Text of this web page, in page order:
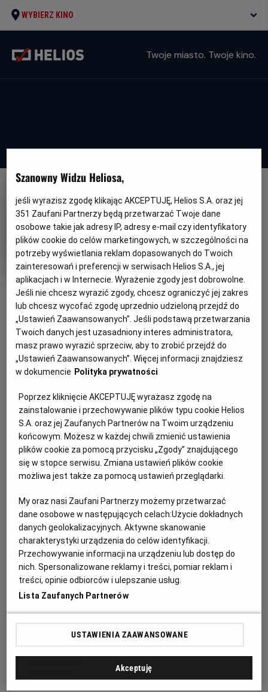
WYBIERZ KINO
Twoje miasto. Twoje kino.
Wilk z Wall Street
Gatunek
Dramat / Biograficzny / Kryminał
Minimalny
Od 15
lat
Czas
trwania
179 min
Kraj
i
rok
produkcji
USA
PREMIERA
3 stycznia 2014
REŻYSERIA
Martin Scorsese
SCENARIUSZ
Terence Winter
OBSADA
WIĘCEJ SZCZEGÓŁÓW
WYBIERZ SWOJE KINO
ABY ZOBACZYĆ GODZINY SEANSÓW
Białystok-
Helios Alfa
Białystok-
Helios Biała
Białystok-
Helios Jurowiecka
Bielsko-Biała-Helios
Bydgoszcz-
Helios
Dąbrowa Górnicza-
Helios
Gdańsk-
Helios Forum
Gdynia-
Helios
Gniezno-Helios
Gorzów Wielkopolski-Helios
Grudziądz-Helios
Jelenia Góra -Helios
Kalisz-Helios
Katowice-
Helios
Kędzierzyn-Koźle-Helios
Kielce-
Helios
Konin-
Helios
Koszalin-
Helios
Helios
Legionowo-
Helios
Szanowny Widzu Heliosa,
jeśli wyrazisz zgodę klikając AKCEPTUJĘ, Helios S.A. oraz jej
351 Zaufani Partnerzy będą przetwarzać Twoje dane
osobowe takie jak adresy IP, adresy e-mail czy identyfikatory
plików cookie do celów marketingowych, w szczególności na
potrzeby wyświetlania reklam dopasowanych do Twoich
zainteresowań i preferencji w serwisach Helios S.A., jej
aplikacjach i w Internecie. Wyrażenie zgody jest dobrowolne.
Jeśli nie chcesz wyrazić zgody, chcesz ograniczyć jej zakres
lub chcesz wycofać zgodę uprzednio udzieloną przejdź do
„Ustawień Zaawansowanych”. Jeśli podstawą przetwarzania
Twoich danych jest uzasadniony interes administratora,
masz prawo wyrazić sprzeciw, aby to zrobić przejdź do
„Ustawień Zaawansowanych”. Więcej informacji znajdziesz
w dokumencie Polityka prywatności
Poprzez kliknięcie AKCEPTUJĘ wyrażasz zgodę na
zainstalowanie i przechowywanie plików typu cookie Helios
S.A. oraz jej Zaufanych Partnerów na Twoim urządzeniu
końcowym. Możesz w każdej chwili zmienić ustawienia
plików cookie za pomocą przycisku „Zgody” znajdującego
się w stopce serwisu. Zmiana ustawień plików cookie
możliwa jest także za pomocą ustawień przeglądarki.
My oraz nasi Zaufani Partnerzy możemy przetwarzać
dane osobowe w następujących celach:Użycie dokładnych
danych geolokalizacyjnych. Aktywne skanowanie
charakterystyki urządzenia do celów identyfikacji.
Przechowywanie informacji na urządzeniu lub dostęp do
nich. Spersonalizowane reklamy i treści, pomiar reklam i
treści, opinie odbiorców i ulepszanie usług.
Lista Zaufanych Partnerów
USTAWIENIA ZAAWANSOWANE
Akceptuję